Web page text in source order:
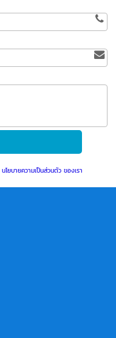
นโยบายความเป็นส่วนตัว ของเรา